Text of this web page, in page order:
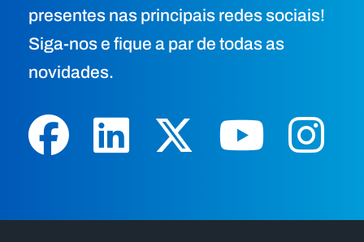
presentes nas principais redes sociais!
Siga-nos e fique a par de todas as
novidades.